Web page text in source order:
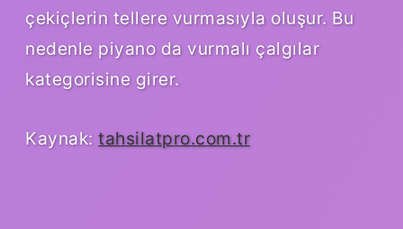
çekiçlerin tellere vurmasıyla oluşur. Bu
nedenle piyano da vurmalı çalgılar
kategorisine girer.
Kaynak: tahsilatpro.com.tr